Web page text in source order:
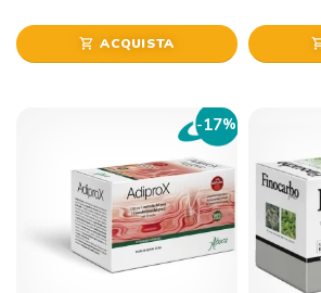
shopping_cart ACQUISTA
-17%